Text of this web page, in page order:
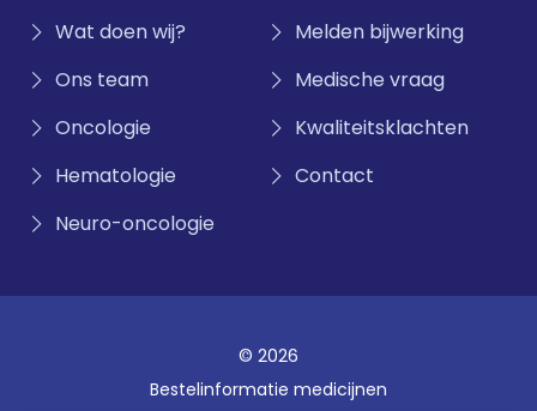
Wat doen wij?
Ons team
Oncologie
Hematologie
Neuro-oncologie
Melden bijwerking
Medische vraag
Kwaliteitsklachten
Contact
© 2026
Bestelinformatie medicijnen